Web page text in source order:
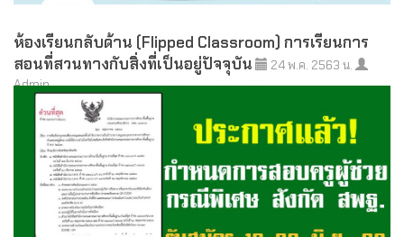
ห้องเรียนกลับด้าน (Flipped Classroom) การเรียนการ
สอนที่สวนทางกับสิ่งที่เป็นอยู่ปัจจุบัน
24 พ.ค. 2563 น.
Admin